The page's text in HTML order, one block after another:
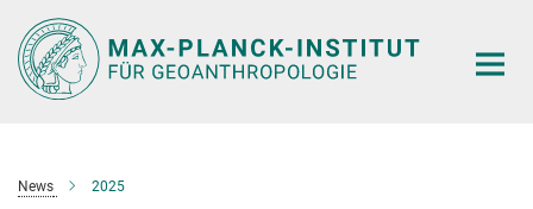
Hauptinhalt
News 2025